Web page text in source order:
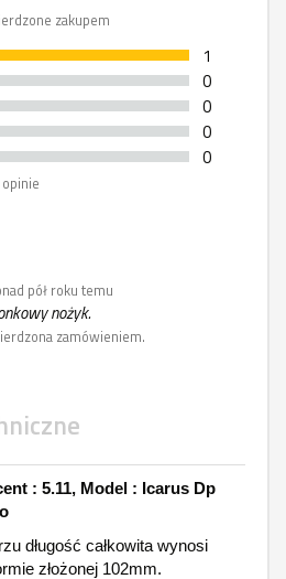
zakupem
1
0
0
0
0
pół roku temu
nożyk.
zamówieniem.
: 5.11, Model : Icarus Dp
długość całkowita wynosi
złożonej 102mm.